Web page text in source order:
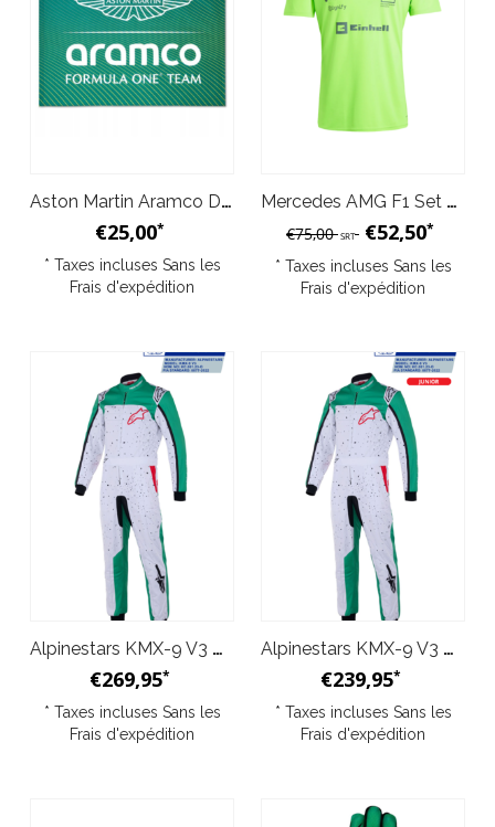
Aston Martin Aramco Drapeau - Team Grandstand - Vert
€25,00*
* Taxes incluses Sans les
Frais d'expédition
Mercedes AMG F1 Set Up T-Shirt Officiel 2025 Adidas Vert Fluo
€75,00SRT €52,50*
* Taxes incluses Sans les
Frais d'expédition
Alpinestars KMX-9 V3 Graph 6 Blanc Vert
€269,95*
* Taxes incluses Sans les
Frais d'expédition
Alpinestars KMX-9 V3 Graph 6 Junior Blanc Vert
€239,95*
* Taxes incluses Sans les
Frais d'expédition